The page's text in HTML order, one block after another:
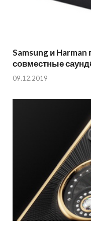
Samsung и
совместные
09.12.2019